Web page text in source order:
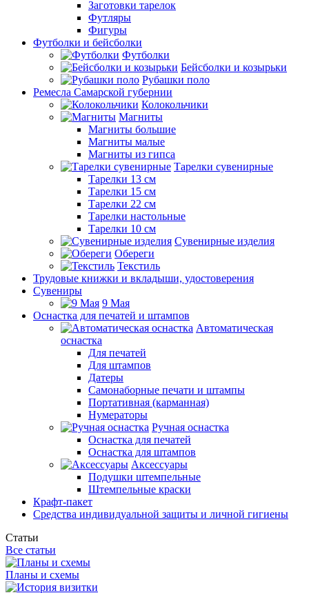
Заготовки тарелок
Футляры
Фигуры
Футболки и бейсболки
Футболки
Бейсболки и козырьки
Рубашки поло
Ремесла Самарской губернии
Колокольчики
Магниты
Магниты большие
Магниты малые
Магниты из гипса
Тарелки сувенирные
Тарелки 13 см
Тарелки 15 см
Тарелки 22 см
Тарелки настольные
Тарелки 10 см
Сувенирные изделия
Обереги
Текстиль
Трудовые книжки и вкладыши, удостоверения
Сувениры
9 Мая
Оснастка для печатей и штампов
Автоматическая
оснастка
Для печатей
Для штампов
Датеры
Самонаборные печати и штампы
Портативная (карманная)
Нумераторы
Ручная оснастка
Оснастка для печатей
Оснастка для штампов
Аксессуары
Подушки штемпельные
Штемпельные краски
Крафт-пакет
Средства индивидуальной защиты и личной гигиены
Статьи
Все статьи
Планы и схемы